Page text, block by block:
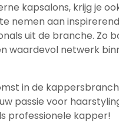
kapsalons, krijg je
nemen aan
uit de branche. Zo
waardevol netwerk
in de
passie voor
professionele kapper!